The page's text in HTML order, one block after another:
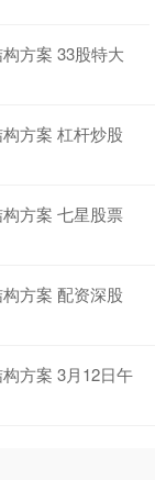
+1.42%
方案 33股特大
方案 杠杆炒股
方案 七星股票
方案 配资深股
方案 3月12日午